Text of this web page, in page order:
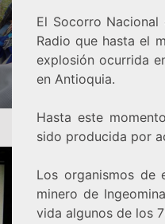
El Socorro
Radio que hasta el
explosión ocurrida
en Antioquia.
Hasta este
sido producida por
Los organismos de
minero de
vida algunos de los